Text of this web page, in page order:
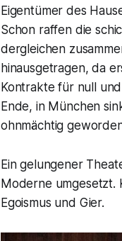
Eigentümer des
Schon raffen die
dergleichen
hinausgetragen, da
Kontrakte für null
Ende, in München
ohnmächtig
Ein gelungener
Moderne umgesetzt.
Egoismus und Gier.